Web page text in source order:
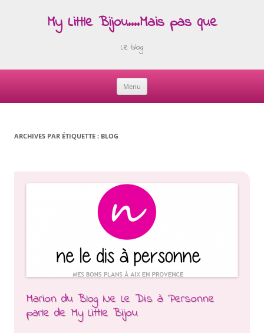
My Little Bijou….Mais pas que
Le blog
Menu
Skip
ARCHIVES PAR ÉTIQUETTE : BLOG
Marion du Blog Ne Le Dis à Personne
parle de My Little Bijou